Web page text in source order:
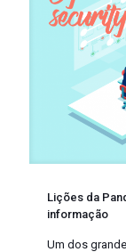
Lições da
informação
Um dos